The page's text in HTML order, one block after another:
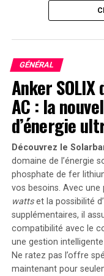
possède une
d’agilité qui
terme.
Impact sur
La montée en
avoir des
l’équipe. Avec un
les Packers
meilleures équipes
espèrent que cette
Love marquera le
Conclusion
En somme, Jordan
réputation solide
playoffs est un
GÉNÉRAL
Anker
AC : la
d’énergie
Découvrez le
domaine de l’énergie
phosphate de fer
vos besoins. Avec
wattset la possibilité
supplémentaires, il
compatibilité avec le
une gestion
Ne ratez pas l’offre
maintenant pour